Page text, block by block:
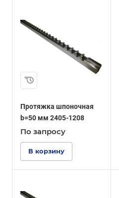
Протяжка шпоночная
b=50 мм 2405-1208
По запросу
В корзину